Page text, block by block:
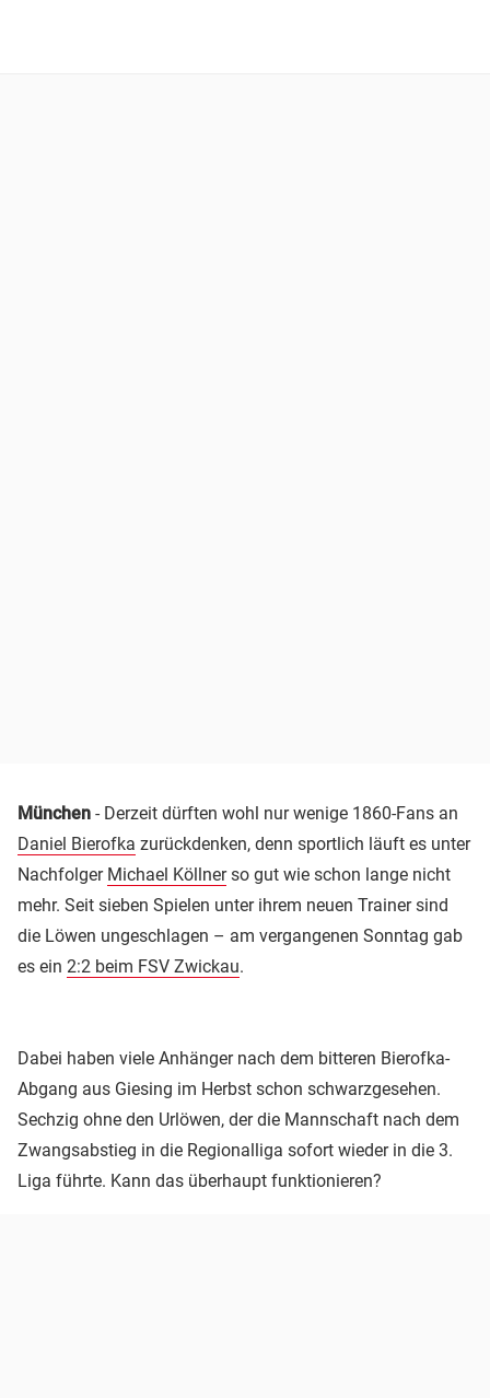
München - Derzeit dürften wohl nur wenige 1860-Fans an
Daniel Bierofka zurückdenken, denn sportlich läuft es unter
Nachfolger Michael Köllnerso gut wie schon lange nicht
mehr. Seit sieben Spielen unter ihrem neuen Trainer sind
die Löwen ungeschlagen – am vergangenen Sonntag gab
es ein 2:2 beim FSV Zwickau.
Dabei haben viele Anhänger nach dem bitteren Bierofka-
Abgang aus Giesing im Herbst schon schwarzgesehen.
Sechzig ohne den Urlöwen, der die Mannschaft nach dem
Zwangsabstieg in die Regionalliga sofort wieder in die 3.
Liga führte. Kann das überhaupt funktionieren?